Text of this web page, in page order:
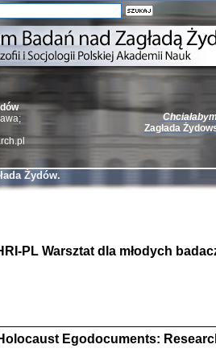
Zagłada
Natalia Aleksiun,
Deborah Dash
Turski, Laurence
Żydów.
PL Warsztat dla młodych
Egodocuments: